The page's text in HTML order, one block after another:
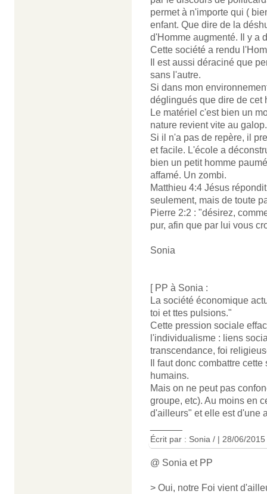
permet à n'importe qui (
enfant. Que dire de la
d'Homme augmenté. Il y a
Cette société a rendu
Il est aussi déraciné que
sans l'autre.
Si dans mon
déglingués que dire de cet
Le matériel c'est bien un
nature revient vite au galop.
Si il n'a pas de repère, il
et facile. L'école a
bien un petit homme
affamé. Un zombi.
Matthieu 4:4 Jésus
seulement, mais de toute
Pierre 2:2 : "désirez,
pur, afin que par lui vous
Sonia
[ PP à Sonia :
La société économique
toi et ttes pulsions."
Cette pression sociale
l'individualisme : liens
transcendance, foi
Il faut donc combattre
humains.
Mais on ne peut pas
groupe, etc). Au moins en
d'ailleurs" et elle est d'une
Écrit par : Sonia / | 28/06/2015
@ Sonia et PP
> Oui, notre Foi vient